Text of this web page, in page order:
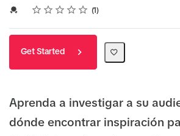
Credential For Completion
Rating
1 star
2 stars
3 stars
4 stars
5 stars
Average rating: 5.0 1
1 review
Get Started
Aprenda a investigar a su
dónde encontrar inspiración